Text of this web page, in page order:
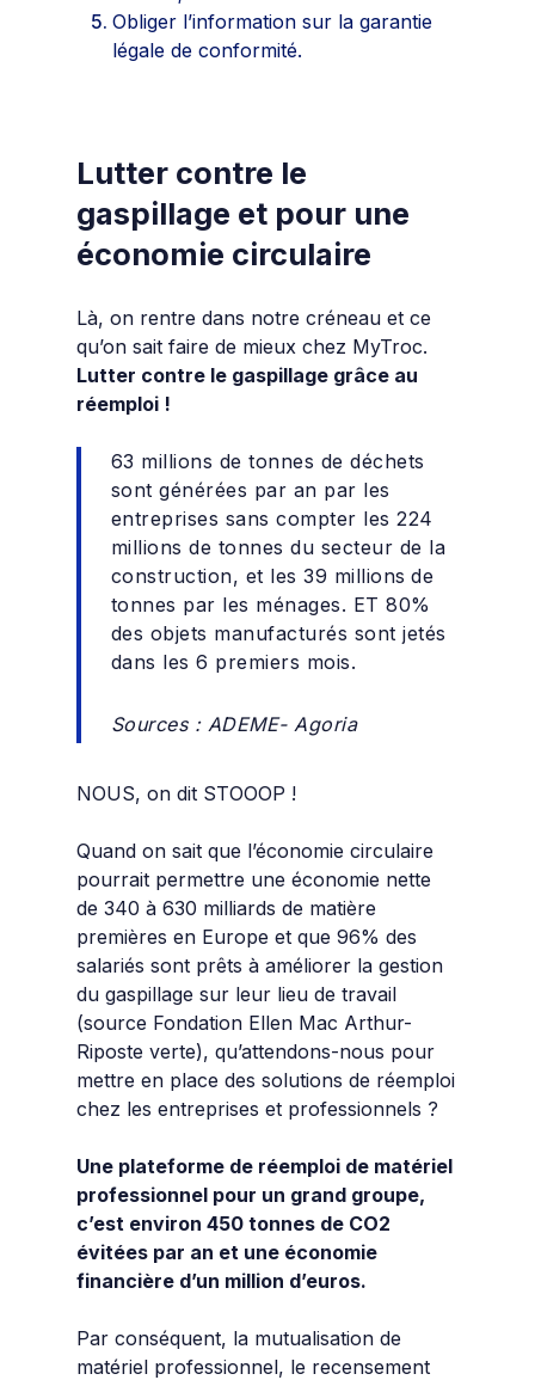
Obliger l’information sur la garantie
légale de conformité.
Lutter contre le
gaspillage et pour une
économie circulaire
Là, on rentre dans notre créneau et ce
qu’on sait faire de mieux chez MyTroc.
Lutter contre le gaspillage grâce au
réemploi !
63 millions de tonnes de déchets
sont générées par an par les
entreprises sans compter les 224
millions de tonnes du secteur de la
construction, et les39 millions de
tonnes par les ménages. ET80%
des objets manufacturés sont jetés
dans les 6 premiers mois.
Sources : ADEME- Agoria
NOUS, on dit STOOOP !
Quand on sait que l’économie circulaire
pourrait permettre une économie nette
de 340 à 630 milliards de matière
premières en Europe et que 96% des
salariés sont prêts à améliorer la gestion
du gaspillage sur leur lieu de travail
(source Fondation Ellen Mac Arthur-
Riposte verte), qu’attendons-nous pour
mettre en place des solutions de réemploi
chez les entreprises et professionnels ?
Une plateforme de réemploi de matériel
professionnel pour un grand groupe,
c’est environ 450 tonnes de CO2
évitées par an et une économie
financière d’un million d’euros.
Par conséquent, la mutualisation de
matériel professionnel, le recensement